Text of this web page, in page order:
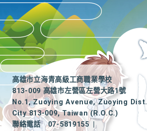
高雄市立海青高級工商職業學校
813-009 高雄市左營區左營大路1號
No.1, Zuoying Avenue, Zuoying
City 813-009, Taiwan (R.O.C.)
聯絡電話
07-5819155
|